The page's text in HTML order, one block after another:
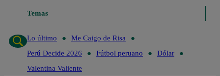
Temas
Lo último Me Caigo de Risa
Lo último
Me Caigo de Risa
Perú Decide 2026
Fútbol peruano
Dólar
Valentina Valiente